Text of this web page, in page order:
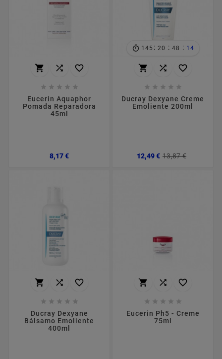
  
    
Eucerin Aquaphor
Pomada Reparadora
45ml
8,17 €Preço
145 : 20 : 48 : 13
  
    
Ducray Dexyane Creme
Emoliente 200ml
12,49 € 13,87 €
  
    
Ducray Dexyane
Bálsamo Emoliente
400ml
  
    
Eucerin Ph5 - Creme
75ml